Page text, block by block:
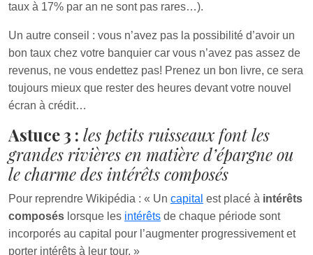
taux à 17% par an ne sont pas rares…).
Un autre conseil : vous n’avez pas la possibilité d’avoir un
bon taux chez votre banquier car vous n’avez pas assez de
revenus, ne vous endettez pas! Prenez un bon livre, ce sera
toujours mieux que rester des heures devant votre nouvel
écran à crédit…
Astuce 3 : les petits ruisseaux font les
grandes rivières en matière d’épargne ou
le charme des intérêts composés
Pour reprendre Wikipédia : « Un capital est placé à intérêts
composés lorsque les intérêts de chaque période sont
incorporés au capital pour l’augmenter progressivement et
porter intérêts à leur tour. »